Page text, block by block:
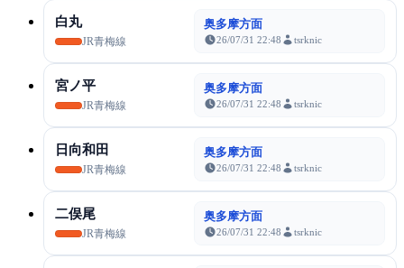
白丸
JR青梅線
奥多摩方面
26/07/31 22:48 tsrknic
宮ノ平
JR青梅線
奥多摩方面
26/07/31 22:48 tsrknic
日向和田
JR青梅線
奥多摩方面
26/07/31 22:48 tsrknic
二俣尾
JR青梅線
奥多摩方面
26/07/31 22:48 tsrknic